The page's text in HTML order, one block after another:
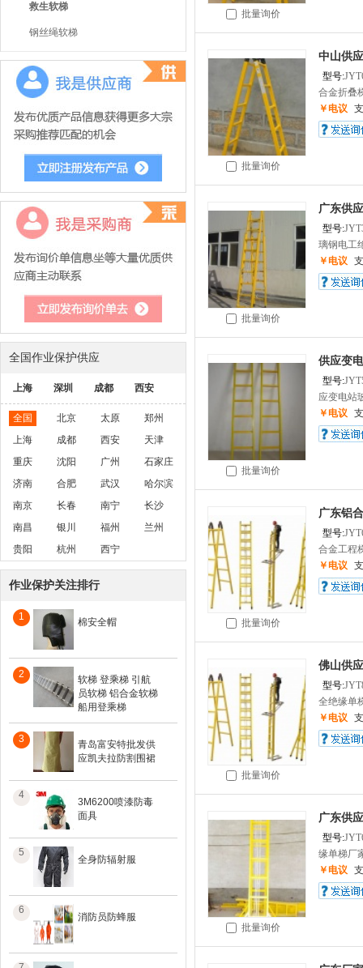
救生软梯
钢丝绳软梯
全国作业保护供应
上海 深圳 成都 西安
全国 北京 太原
郑州
上海
成都 西安
天津
重庆
沈阳 广州
石家庄
济南
合肥 武汉
哈尔滨
南京
长春 南宁
长沙
南昌
银川 福州
兰州
贵阳
杭州 西宁
作业保护关注排行
1 棉安全帽
2
软梯 登乘梯 引航
员软梯 铝合金软梯
船用登乘梯
3
青岛富安特批发供
应凯夫拉防割围裙
4
3M6200喷漆防毒
面具
5
全身防辐射服
6
消防员防蜂服
批量询价
批量询价
中山供
型号:
合金折叠
￥电议
批量询价
广东供
型号:
璃钢电工
￥电议
批量询价
供应变
型号:
应变电站
￥电议
批量询价
广东铝
型号:
合金工程
￥电议
批量询价
佛山供
型号:
全绝缘单
￥电议
批量询价
广东供
型号:
缘单梯厂
￥电议